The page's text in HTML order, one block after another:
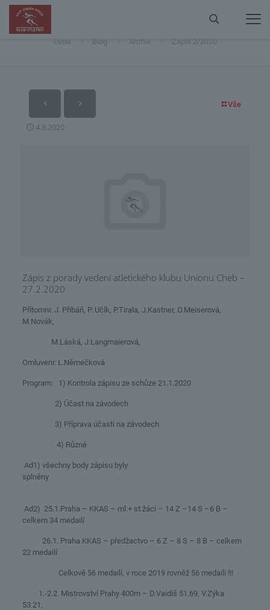
Úvod Blog Archiv Zápis 2/2020
Vše
4.3.2020
Zápis z porady vedení atletického klubu Unionu Cheb –
27.2.2020
Přítomni: J. Přibáň, P. Učík, P.Tirala, J.Kastner, O.Meiserová,
M.Novák,
M.Láská, J.Langmaierová,
Omluveni: L.Němečková
Program: 1) Kontrola zápisu ze schůze 21.1.2020
2) Účast na závodech
3) Příprava účasti na závodech
4) Různé
Ad1) všechny body zápisu byly
splněny
Ad2) 25.1.Praha – KKAS – ml.+ st.žáci – 14 Z –14 S –6 B –
celkem 34 medailí
26.1. Praha KKAS – předžactvo – 6 Z – 8 S – 8 B – celkem
22 medailí
Celkově 56 medailí, v roce 2019 rovněž 56 medailí !!!
1.-2.2. Mistrovství Prahy 400m – D.Vaidiš 51.69, V.Zýka
53.21,